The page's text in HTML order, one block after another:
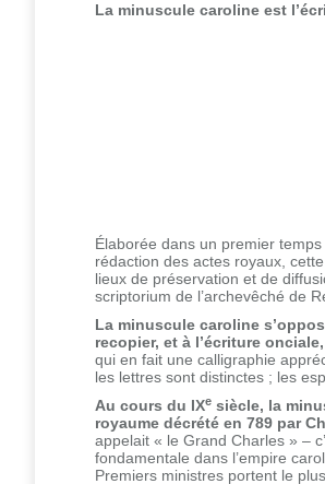
La minuscule caroline est
Élaborée dans un premier
rédaction des actes royaux,
lieux de préservation et de
scriptorium de l’archevêché de
La minuscule caroline
recopier, et à l’écriture
qui en fait une calligraphie
les lettres sont distinctes ; les
Au cours du IXe siècle, la
royaume décrété en 789 par
appelait « le Grand Charles » –
fondamentale dans l’empire
Premiers ministres portent le